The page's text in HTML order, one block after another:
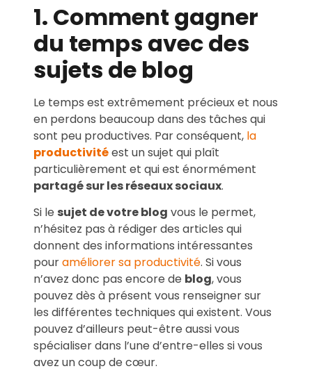
1. Comment gagner
du temps avec des
sujets de blog
Le temps est extrêmement précieux et nous
en perdons beaucoup dans des tâches qui
sont peu productives. Par conséquent, la
productivitéest un sujet qui plaît
particulièrement et qui est énormément
partagé sur les réseaux sociaux.
Si le sujet de votre blog vous le permet,
n’hésitez pas à rédiger des articles qui
donnent des informations intéressantes
pouraméliorer sa productivité. Si vous
n’avez donc pas encore de blog, vous
pouvez dès à présent vous renseigner sur
les différentes techniques qui existent. Vous
pouvez d’ailleurs peut-être aussi vous
spécialiser dans l’une d’entre-elles si vous
avez un coup de cœur.